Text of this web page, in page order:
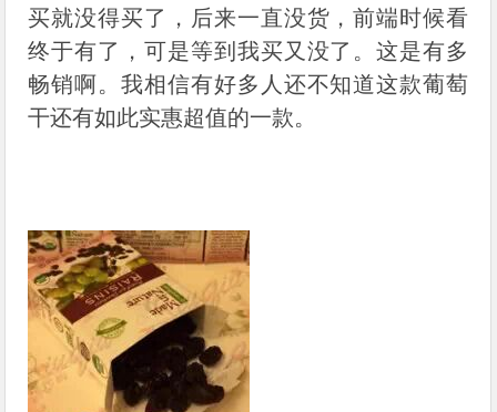
买就没得买了，后来一直没货，前端时候看
终于有了，可是等到我买又没了。这是有多
畅销啊。我相信有好多人还不知道这款葡萄
干还有如此实惠超值的一款。